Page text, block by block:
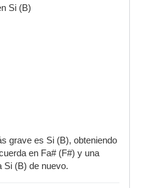
Si (B)
grave es Si (B), obteniendo
en Fa# (F#) y una
Si (B) de nuevo.